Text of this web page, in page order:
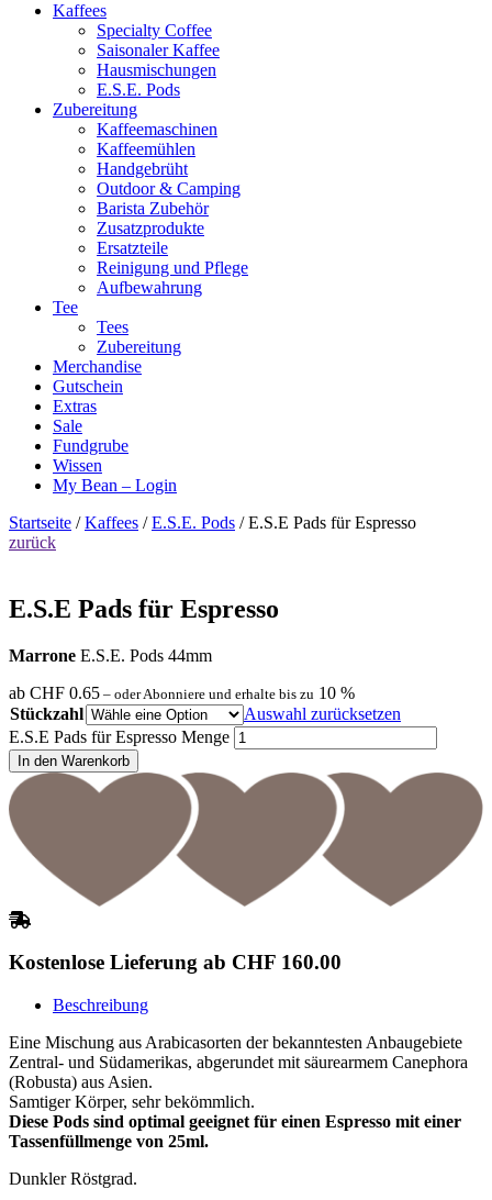
Kaffees
Specialty Coffee
Saisonaler Kaffee
Hausmischungen
E.S.E. Pods
Zubereitung
Kaffeemaschinen
Kaffeemühlen
Handgebrüht
Outdoor & Camping
Barista Zubehör
Zusatzprodukte
Ersatzteile
Reinigung und Pflege
Aufbewahrung
Tee
Tees
Zubereitung
Merchandise
Gutschein
Extras
Sale
Fundgrube
Wissen
My Bean – Login
Startseite /Kaffees /E.S.E. Pods / E.S.E Pads für Espresso
zurück
E.S.E Pads für Espresso
Marrone E.S.E. Pods 44mm
ab CHF 0.65 – oder Abonniere und erhalte bis zu 10 %
Stückzahl
Auswahl zurücksetzen
E.S.E Pads für Espresso Menge
In den Warenkorb
Kostenlose Lieferung ab CHF 160.00
Beschreibung
Eine Mischung aus Arabicasorten der bekanntesten Anbaugebiete
Zentral- und Südamerikas, abgerundet mit säurearmem Canephora
(Robusta) aus Asien.
Samtiger Körper, sehr bekömmlich.
Diese Pods sind optimal geeignet für einen Espresso mit einer
Tassenfüllmenge von 25ml.
Dunkler Röstgrad.